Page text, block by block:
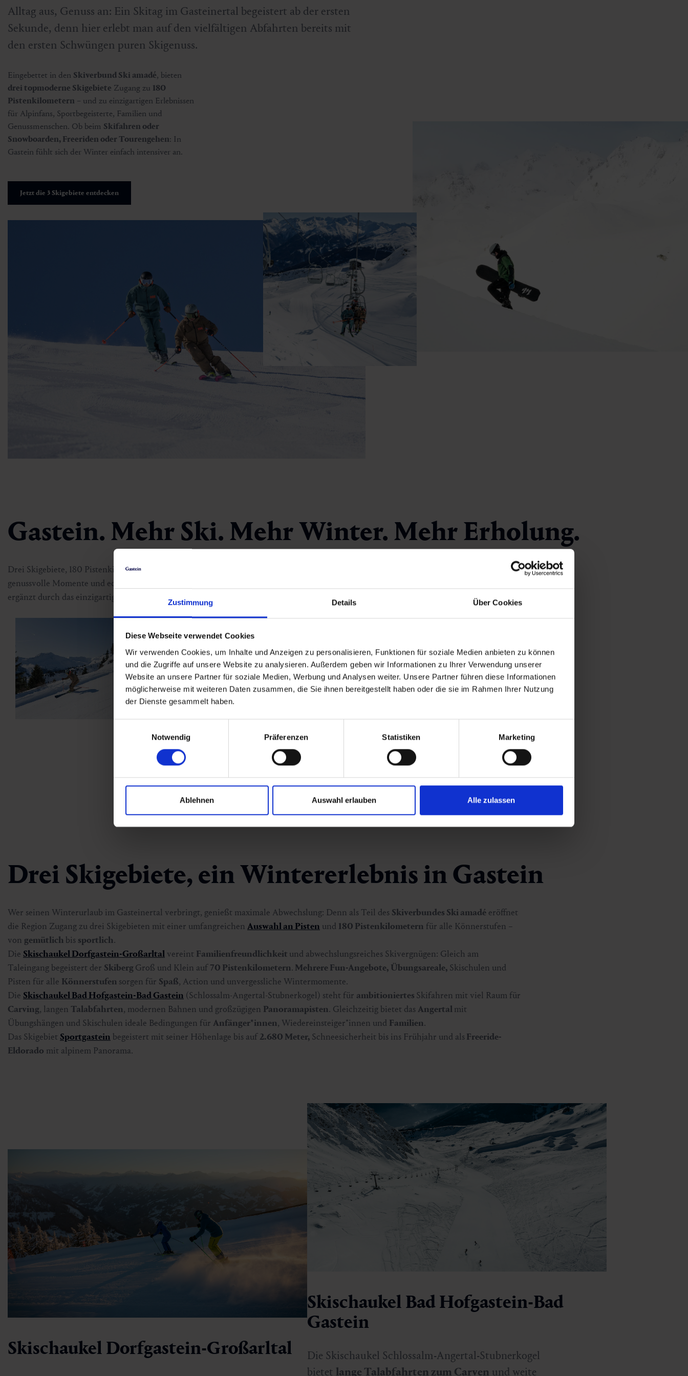
Zustimmung Details Über Cookies
Diese Webseite verwendet Cookies
Wir verwenden Cookies, um Inhalte und Anzeigen zu personalisieren, Funktionen für soziale Medien anbieten zu können
und die Zugriffe auf unsere Website zu analysieren. Außerdem geben wir Informationen zu Ihrer Verwendung unserer
Website an unsere Partner für soziale Medien, Werbung und Analysen weiter. Unsere Partner führen diese Informationen
möglicherweise mit weiteren Daten zusammen, die Sie ihnen bereitgestellt haben oder die sie im Rahmen Ihrer Nutzung
der Dienste gesammelt haben.
Notwendig
Präferenzen Statistiken Marketing
Ablehnen Auswahl erlauben Alle zulassen
Alltag aus, Genuss an: Ein Skitag im Gasteinertal begeistert ab der ersten
Sekunde, denn hier erlebt man auf den vielfältigen Abfahrten bereits mit
den ersten Schwüngen puren Skigenuss.
Eingebettet in den Skiverbund Ski amadé, bieten
drei topmoderne Skigebiete Zugang zu 180
Pistenkilometern – und zu einzigartigen Erlebnissen
für Alpinfans, Sportbegeisterte, Familien und
Genussmenschen. Ob beim Skifahren oder
Snowboarden, Freeriden oder Tourengehen: In
Gastein fühlt sich der Winter einfach intensiver an.
Jetzt die 3 Skigebiete entdecken
Gastein. Mehr Ski. Mehr Winter. Mehr Erholung.
Drei Skigebiete, 180 Pistenkilometer und alpine Weite soweit das Auge reicht: Skifahren in Gastein steht für sportliche Abfahrten,
genussvolle Momente und echte Erholung. Die Bergbahnen im Gasteinertal verbinden Schneesicherheit, Panorama und Komfort –
ergänzt durch das einzigartige Zusammenspiel von Ski & Spa.
4 Gipfel, 3 Skigebiete und 2 Thermen
180 kman Pisten für alle Könnerstufen
höchstgelegenes Skigebiet in Ski amadé mit2.650 m
langeTalabfahrten& breitePanoramapisten
großes Angebot an Themenslopes: von Kinderarealen über Funlines bis Skimovie, Freestyle
und Fotopoints
Skivergnügen von Ende November bis Anfang Mai
unberührte Powderhänge und
-Spots
gemütlicheSkihütten
mit regionaler Kulinarik
moderne Bergbahnen & komfortable Infrastruktur
einzigartige Kombination ausSki & Spa
Drei Skigebiete, ein Wintererlebnis in Gastein
Wer seinen Winterurlaub im Gasteinertal verbringt, genießt maximale Abwechslung: Denn als Teil des Skiverbundes Ski amadé eröffnet
die Region Zugang zu drei Skigebieten mit einer umfangreichen Auswahl an Pisten und 180 Pistenkilometern für alle Könnerstufen –
von gemütlich bis sportlich.
Die Skischaukel Dorfgastein-Großarltal vereint Familienfreundlichkeitund abwechslungsreiches Skivergnügen: Gleich am
Taleingang begeistert der SkibergGroß und Klein auf70 Pistenkilometern. Mehrere Fun-Angebote, Übungsareale, Skischulen und
Pisten für alle Könnerstufen sorgen für Spaß, Action und unvergessliche Wintermomente.
Die Skischaukel Bad Hofgastein-Bad Gastein (Schlossalm-Angertal-Stubnerkogel) steht für ambitioniertes Skifahren mit viel Raum für
Carving, langen Talabfahrten, modernen Bahnen und großzügigen Panoramapisten. Gleichzeitig bietet das Angertalmit
Übungshängen und Skischulen ideale Bedingungen für Anfänger*innen, Wiedereinsteiger*innen und Familien.
Das Skigebiet Sportgastein begeistert mit seiner Höhenlage bis auf2.680 Meter, Schneesicherheit bis ins Frühjahr und als Freeride-
Eldorado mit alpinem Panorama.
Skischaukel Dorfgastein-Großarltal
Skischaukel Bad Hofgastein-Bad
Gastein
Die Skischaukel Schlossalm-Angertal-Stubnerkogel
bietet lange Talabfahrten zum Carven und weite